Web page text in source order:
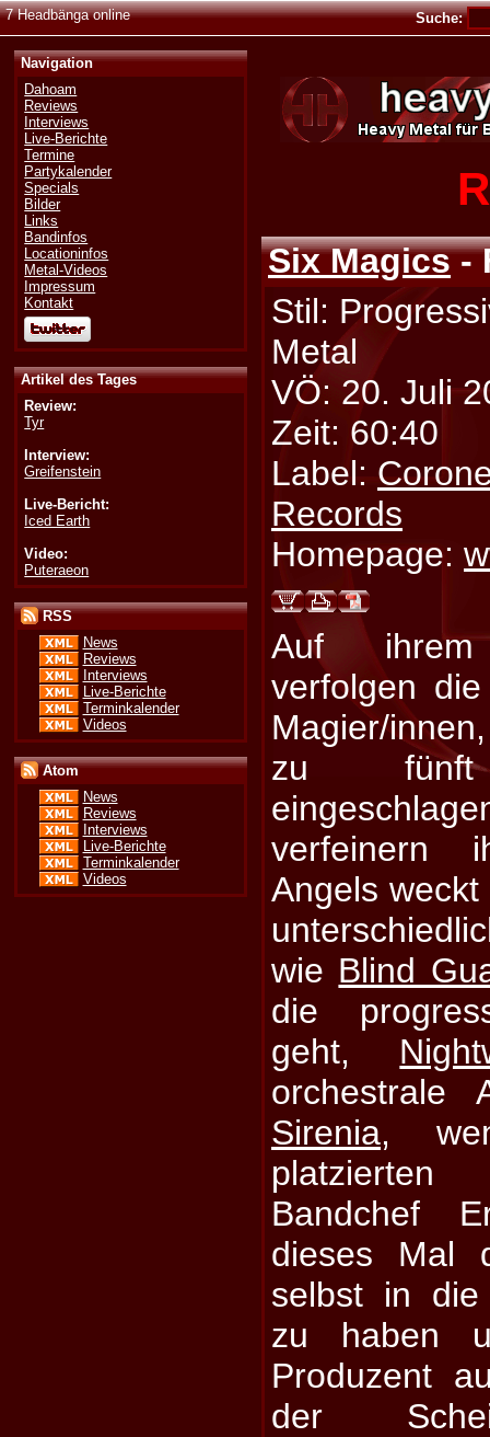
7 Headbänga online Suche:
Navigation
Dahoam
Reviews
Interviews
Live-Berichte
Termine
Partykalender
Specials
Bilder
Links
Bandinfos
Locationinfos
Metal-Videos
Impressum
Kontakt
Artikel des Tages
Review:
Tyr
Interview:
Greifenstein
Live-Bericht:
Iced Earth
Video:
Puteraeon
RSS
News
Reviews
Interviews
Live-Berichte
Terminkalender
Videos
Atom
News
Reviews
Interviews
Live-Berichte
Terminkalender
Videos
Six Magics-
Stil:
Metal
VÖ: 20. Juli
Zeit: 60:40
Label:
Records
Homepage:
Auf
verfolgen
Magier/
zu
verfeinern
Angels
wie Blind
die
geht,
orchestrale
Sirenia,
Bandchef
dieses Mal
selbst in die
zu haben
Produzent
der